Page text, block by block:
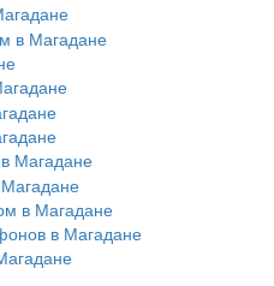
в Магадане
Магадане
в Магадане
в Магадане